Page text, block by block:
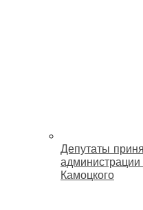
Депутаты
Камоцкого